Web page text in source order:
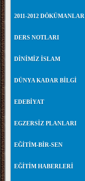
2011-2012 DÖKÜMANLAR
DERS NOTLARI
DİNİMİZ İSLAM
DÜNYA KADAR BİLGİ
EDEBİYAT
EGZERSİZ PLANLARI
EĞİTİM-BİR-SEN
EĞİTİM HABERLERİ